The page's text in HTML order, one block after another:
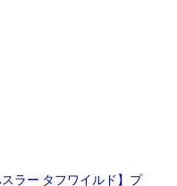
スラー タフワイルド】プ